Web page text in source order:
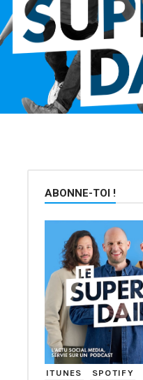
ABONNE-TOI !
ITUNES SPOTIFY